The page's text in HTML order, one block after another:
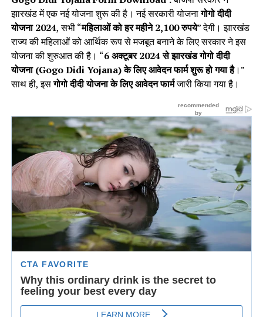
झारखंड में एक नई योजना शुरू की है। नई सरकारी योजनागोगो दीदी
योजना 2024, सभी “महिलाओं को हर महीने 2,100 रुपये” देगी। झारखंड
राज्य की महिलाओं को आर्थिक रूप से मजबूत बनाने के लिए सरकार ने इस
योजना की शुरुआत की है। “6 अक्टूबर 2024 से झारखंड गोगो दीदी
योजना (Gogo Didi Yojana) के लिए आवेदन फार्म शुरू हो गया है।”
साथ ही, इसगोगो दीदी योजना के लिए आवेदन फार्मजारी किया गया है।